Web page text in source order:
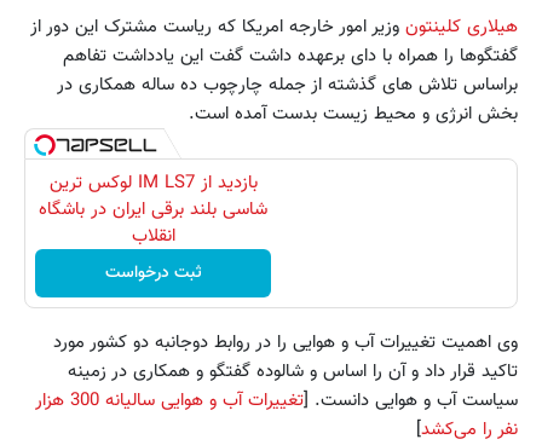
هیلاری کلینتون وزیر امور خارجه امریکا که ریاست مشترک این دور از
گفتگوها را همراه با دای برعهده داشت گفت این یادداشت تفاهم
براساس تلاش های گذشته از جمله چارچوب ده ساله همکاری در
بخش انرژی و محیط زیست بدست آمده است.
بازدید از IM LS7 لوکس ترین
شاسی بلند برقی ایران در باشگاه
انقلاب
ثبت درخواست
وی اهمیت تغییرات آب و هوایی را در روابط دوجانبه دو کشور مورد
تاکید قرار داد و آن را اساس و شالوده گفتگو و همکاری در زمینه
سیاست آب و هوایی دانست. [
تغییرات آب و هوایی سالیانه 300 هزار
نفر را می‌کشد]